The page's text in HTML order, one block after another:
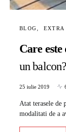
BLOG EXTRA
Care
un balcon?
25 iulie 2019
Atat terasele de
modalitati de a